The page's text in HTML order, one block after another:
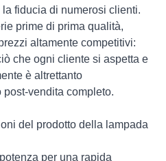
fiducia di numerosi clienti.
prime di prima qualità,
altamente competitivi:
che ogni cliente si aspetta e
è altrettanto
vendita completo.
del prodotto della lampada
per una rapida